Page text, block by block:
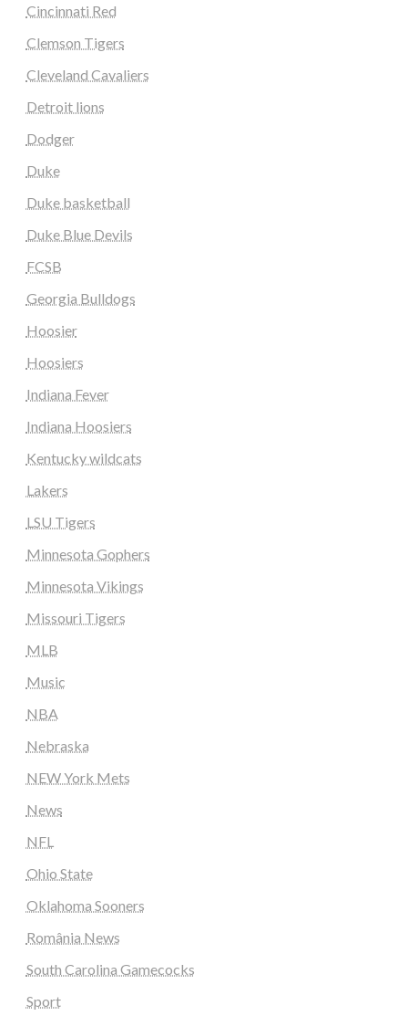
Cincinnati Red
Clemson Tigers
Cleveland Cavaliers
Detroit lions
Dodger
Duke
Duke basketball
Duke Blue Devils
FCSB
Georgia Bulldogs
Hoosier
Hoosiers
Indiana Fever
Indiana Hoosiers
Kentucky wildcats
Lakers
LSU Tigers
Minnesota Gophers
Minnesota Vikings
Missouri Tigers
MLB
Music
NBA
Nebraska
NEW York Mets
News
NFL
Ohio State
Oklahoma Sooners
România News
South Carolina Gamecocks
Sport